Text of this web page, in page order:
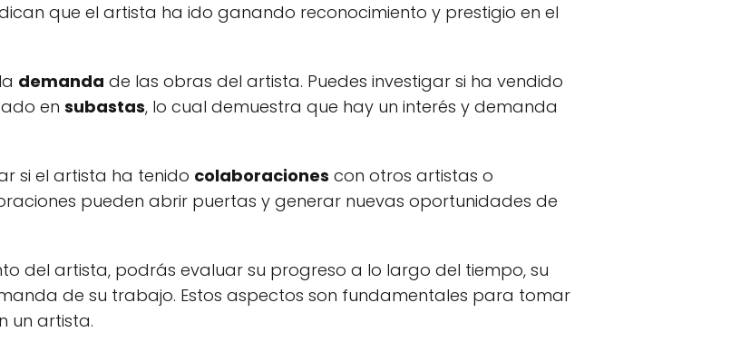
que el artista ha ido ganando reconocimiento y prestigio en el
demanda de las obras del artista. Puedes investigar si ha vendido
en subastas, lo cual demuestra que hay un interés y demanda
si el artista ha tenido colaboraciones con otros artistas o
pueden abrir puertas y generar nuevas oportunidades de
del artista, podrás evaluar su progreso a lo largo del tiempo, su
de su trabajo. Estos aspectos son fundamentales para tomar
un artista.